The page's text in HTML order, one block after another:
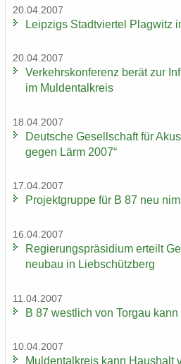
20.04.2007
Leip­zigs Stadt­vier­tel Plag­witz
20.04.2007
Ver­kehrs­kon­fe­renz berät zur
im Mul­den­tal­kreis
18.04.2007
Deut­sche Ge­sell­schaft für
gegen Lärm 2007“
17.04.2007
Pro­jekt­grup­pe für B 87 neu
16.04.2007
Re­gie­rungs­prä­si­di­um er­teilt
neu­bau in Lieb­schütz­berg
11.04.2007
B 87 west­lich von Tor­gau
10.04.2007
Mul­den­tal­kreis kann Haus­halt